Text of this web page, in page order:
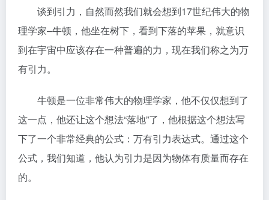
谈到引力，自然而然我们就会想到17世纪伟大的物
理学家–牛顿，他坐在树下，看到下落的苹果，就意识
到在宇宙中应该存在一种普遍的力，现在我们称之为万
有引力。
牛顿是一位非常伟大的物理学家，他不仅仅想到了
这一点，他还让这个想法“落地”了，他根据这个想法写
下了一个非常经典的公式：万有引力表达式。通过这个
公式，我们知道，他认为引力是因为物体有质量而存在
的。